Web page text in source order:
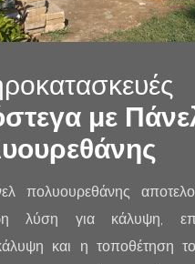
με
πολυουρεθάνης
λύση για κάλυψη,
και η τοποθέτηση